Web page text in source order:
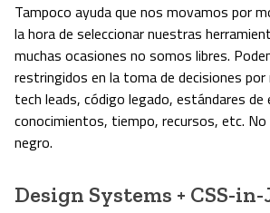
Tampoco ayuda que nos movamos por
la hora de seleccionar nuestras
muchas ocasiones no somos libres.
restringidos en la toma de decisiones
tech leads, código legado, estándares de
conocimientos, tiempo, recursos, etc.
negro.
Design Systems + CSS-